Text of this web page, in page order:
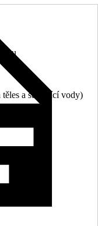
a stříkající vody)